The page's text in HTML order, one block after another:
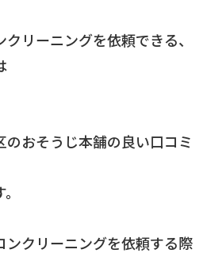
リーニングを依頼できる、
おそうじ本舗の良い口コミ
ンクリーニングを依頼する際